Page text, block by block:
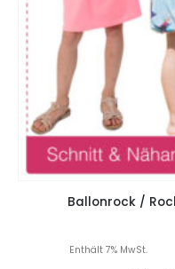
Ballonrock / Rock
Enthält 7% MwSt.